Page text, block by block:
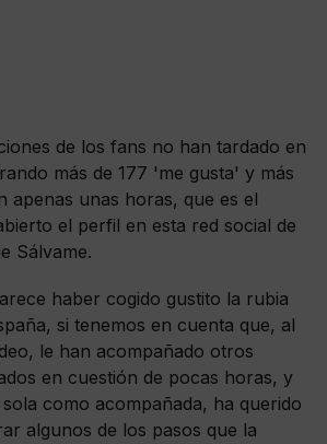
de los fans no han tardado en
más de 177 'me gusta' y más
apenas unas horas, que es el
el perfil en esta red social de
Sálvame.
haber cogido gustito la rubia
si tenemos en cuenta que, al
le han acompañado otros
en cuestión de pocas horas, y
como acompañada, ha querido
algunos de los pasos que la